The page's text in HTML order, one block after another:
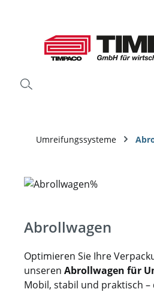
Umreifungssysteme
Abrollwagen
Optimieren Sie Ihre
unseren Abrollwagen für
Mobil, stabil und praktisch –